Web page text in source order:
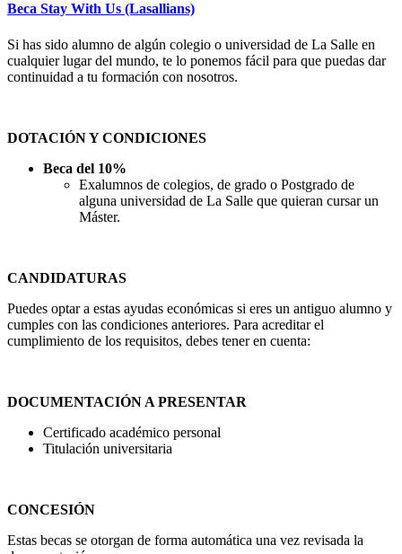
Beca Stay With Us (Lasallians)
Si has sido alumno de algún colegio o universidad de La Salle en
cualquier lugar del mundo, te lo ponemos fácil para que puedas dar
continuidad a tu formación con nosotros.
DOTACIÓN Y CONDICIONES
Beca del 10%
Exalumnos de colegios, de grado o Postgrado de
alguna universidad de La Salle que quieran cursar un
Máster.
CANDIDATURAS
Puedes optar a estas ayudas económicas si eres un antiguo alumno y
cumples con las condiciones anteriores. Para acreditar el
cumplimiento de los requisitos, debes tener en cuenta:
DOCUMENTACIÓN A PRESENTAR
Certificado académico personal
Titulación universitaria
CONCESIÓN
Estas becas se otorgan de forma automática una vez revisada la